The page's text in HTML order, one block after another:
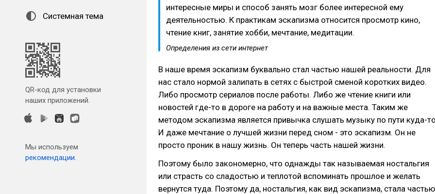
Системная тема
QR-код для установки
наших приложений.
Мы используем
рекомендации.
интересные миры и способ занять мозг более интересной ему
деятельностью. К практикам эскапизма относится просмотр кино,
чтение книг, занятие хобби, мечтание, медитации.
Определения из сети интернет
В наше время эскапизм буквально стал частью нашей реальности. Для
нас стало нормой залипать в сетях с быстрой сменой коротких видео.
Либо просмотр сериалов после работы. Либо же чтение книги или
новостей где-то в дороге на работу и на важные места. Таким же
методом эскапизма является привычка слушать музыку по пути куда-
И даже мечтание о лучшей жизни перед сном - это эскапизм. Он не
просто проник в нашу жизнь. Он теперь часть нашей жизни.
Поэтому было закономерно, что однажды так называемая ностальгия
или страсть со сладостью и теплотой вспоминать прошлое и желать
вернутся туда. Поэтому да, ностальгия, как вид эскапизма, стала частью